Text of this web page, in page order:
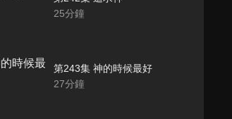
25分鐘
第243集 神的時候最好
27分鐘